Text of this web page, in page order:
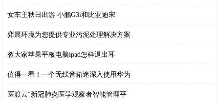
女车主秋日出游 小鹏G3i和比亚迪宋
弈晨环境为您提供专业污泥处理解决方案
教大家苹果平板电脑ipad怎样退出耳
值得一看！一个无线音箱迷深入使用华为
医渡云“新冠肺炎医学观察者智能管理平